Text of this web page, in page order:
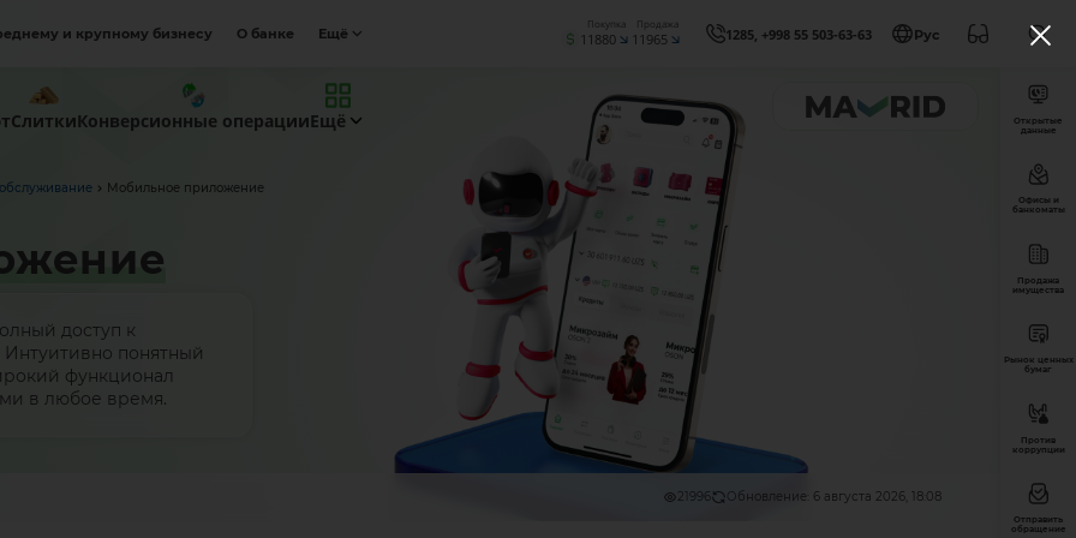
и крупному бизнесу О банке Ещё
Покупка
11880
Продажа
11965 1285, +998 55 503-63-63 Рус
СлиткиКонверсионные операцииЕщё
Мобильное приложение
доступ к
Интуитивно понятный
функционал
в любое время.
21996 Обновление: 6 августа 2026, 18:08
Открытые
данные
Офисы и
банкоматы
Продажа
имущества
Рынок ценных
бумаг
Против
коррупции
Отправить
обращение